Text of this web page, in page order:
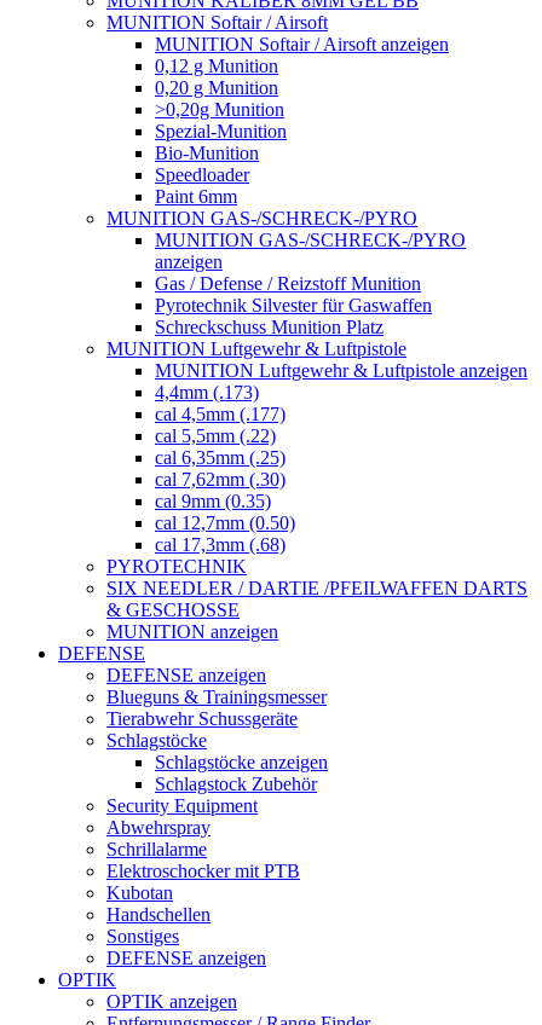
MUNITION Softair / Airsoft
MUNITION Softair / Airsoft anzeigen
0,12 g Munition
0,20 g Munition
>0,20g Munition
Spezial-Munition
Bio-Munition
Speedloader
Paint 6mm
MUNITION GAS-/SCHRECK-/PYRO
MUNITION GAS-/SCHRECK-/PYRO
anzeigen
Gas / Defense / Reizstoff Munition
Pyrotechnik Silvester für Gaswaffen
Schreckschuss Munition Platz
MUNITION Luftgewehr & Luftpistole
MUNITION Luftgewehr & Luftpistole anzeigen
4,4mm (.173)
cal 4,5mm (.177)
cal 5,5mm (.22)
cal 6,35mm (.25)
cal 7,62mm (.30)
cal 9mm (0.35)
cal 12,7mm (0.50)
cal 17,3mm (.68)
PYROTECHNIK
SIX NEEDLER / DARTIE /PFEILWAFFEN DARTS
& GESCHOSSE
MUNITION anzeigen
DEFENSE
DEFENSE anzeigen
Blueguns & Trainingsmesser
Tierabwehr Schussgeräte
Schlagstöcke
Schlagstöcke anzeigen
Schlagstock Zubehör
Security Equipment
Abwehrspray
Schrillalarme
Elektroschocker mit PTB
Kubotan
Handschellen
Sonstiges
DEFENSE anzeigen
OPTIK
OPTIK anzeigen